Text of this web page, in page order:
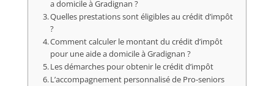
a domicile à Gradignan ?
Quelles prestations sont éligibles au crédit d’impôt
?
Comment calculer le montant du crédit d’impôt
pour une aide a domicile à Gradignan ?
Les démarches pour obtenir le crédit d’impôt
L’accompagnement personnalisé de Pro-seniors